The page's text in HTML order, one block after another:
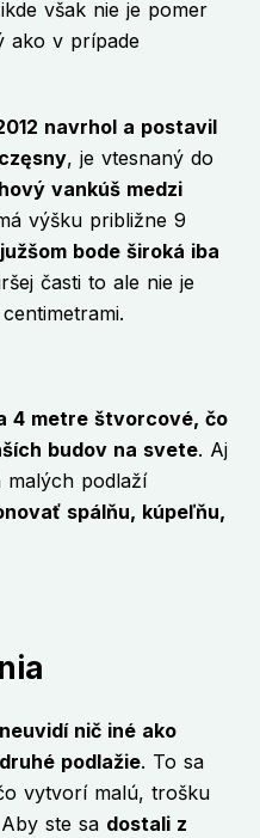
však nie je pomer
ako v prípade
navrhol a postavil
, je vtesnaný do
vankúš medzi
výšku približne 9
bode široká iba
časti to ale nie je
4 metre štvorcové, čo
budov na svete. Aj
podlaží
spálňu, kúpeľňu,
neuvidí nič iné ako
podlažie. To sa
vytvorí malú, trošku
ste sa dostali z